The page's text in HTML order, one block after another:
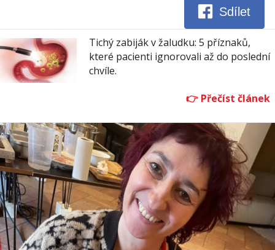
Sdílet
Tichý zabiják v žaludku: 5 příznaků,
které pacienti ignorovali až do poslední
chvíle.